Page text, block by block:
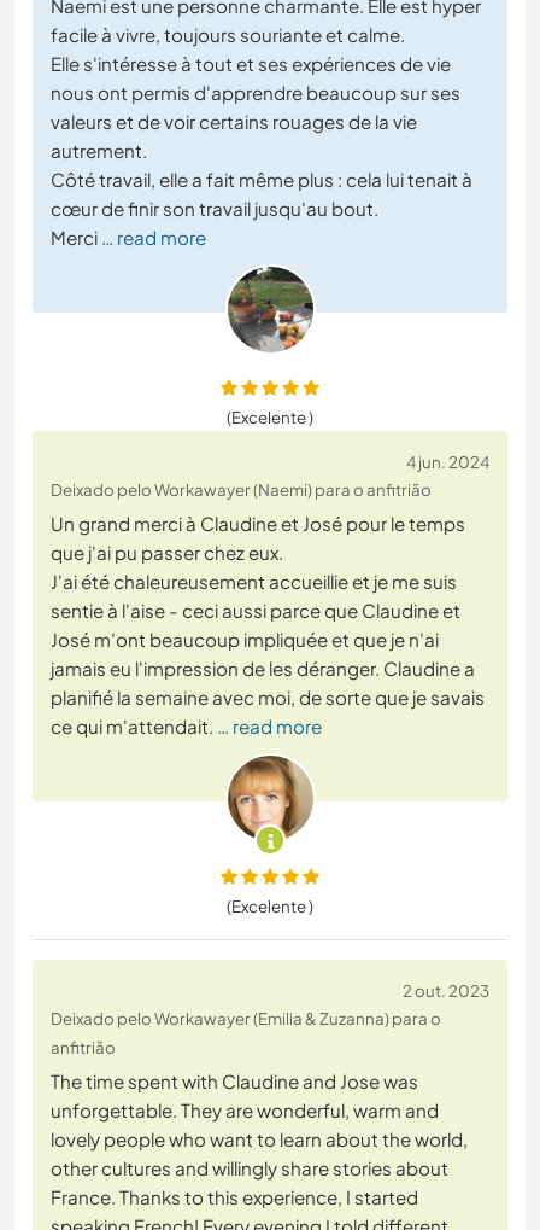
Naemi est une personne charmante. Elle est hyper
facile à vivre, toujours souriante et calme.
Elle s'intéresse à tout et ses expériences de vie
nous ont permis d'apprendre beaucoup sur ses
valeurs et de voir certains rouages de la vie
autrement.
Côté travail, elle a fait même plus : cela lui tenait à
cœur de finir son travail jusqu'au bout.
Merci … read more
(Excelente )
4 jun. 2024
Deixado pelo Workawayer (Naemi) para o anfitrião
Un grand merci à Claudine et José pour le temps
que j'ai pu passer chez eux.
J'ai été chaleureusement accueillie et je me suis
sentie à l'aise - ceci aussi parce que Claudine et
José m'ont beaucoup impliquée et que je n'ai
jamais eu l'impression de les déranger. Claudine a
planifié la semaine avec moi, de sorte que je savais
ce qui m'attendait. … read more
(Excelente )
2 out. 2023
Deixado pelo Workawayer (Emilia & Zuzanna) para o
anfitrião
The time spent with Claudine and Jose was
unforgettable. They are wonderful, warm and
lovely people who want to learn about the world,
other cultures and willingly share stories about
France. Thanks to this experience, I started